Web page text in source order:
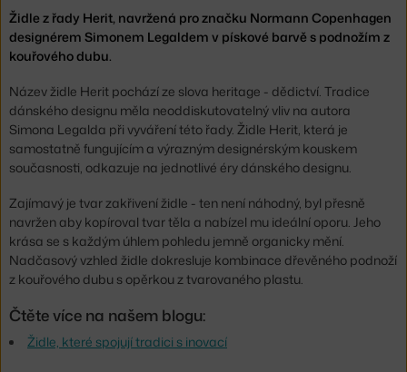
Židle z řady Herit, navržená pro značku Normann Copenhagen
designérem Simonem Legaldem v pískové barvě s podnožím z
kouřového dubu.
Název židle Herit pochází ze slova heritage - dědictví. Tradice
dánského designu měla neoddiskutovatelný vliv na autora
Simona Legalda při vyváření této řady. Židle Herit, která je
samostatně fungujícím a výrazným designérským kouskem
současnosti, odkazuje na jednotlivé éry dánského designu.
Zajímavý je tvar zakřivení židle - ten není náhodný, byl přesně
navržen aby kopíroval tvar těla a nabízel mu ideální oporu. Jeho
krása se s každým úhlem pohledu jemně organicky mění.
Nadčasový vzhled židle dokresluje kombinace dřevěného podnoží
z kouřového dubu s opěrkou z tvarovaného plastu.
Čtěte více na našem blogu:
Židle, které spojují tradici s inovací